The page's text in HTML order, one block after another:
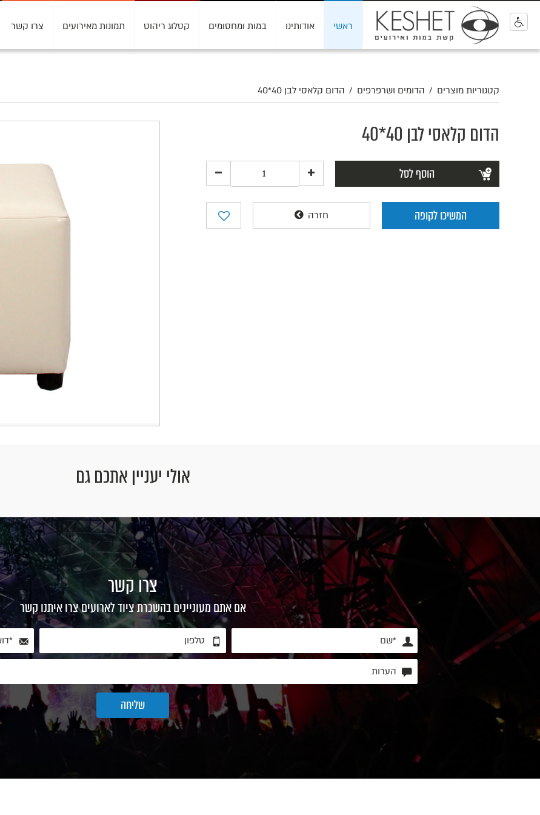
ראשי אודותינו במות ומחסומים קטלוג ריהוט תמונות מאירועים צרו קשר
קטגוריות מוצרים / הדומים ושרפרפים / הדום קלאסי לבן 40*40
הדום קלאסי לבן 40*40
הוסף לסל
המשיכו לקופה חזרה
אולי יעניין אתכם גם
צרו קשר
אם אתם מעוניינים בהשכרת ציוד לארועים צרו איתנו קשר